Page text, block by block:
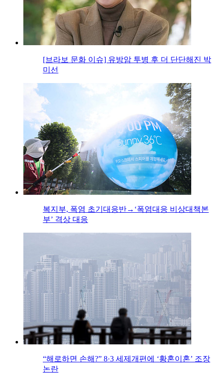
[브라보 문화 이슈] 유방암 투병 후 더 단단해진 박
미선
복지부, 폭염 초기대응반→‘폭염대응 비상대책본
부’ 격상 대응
“해로하면 손해?” 8·3 세제개편에 ‘황혼이혼’ 조장
논란